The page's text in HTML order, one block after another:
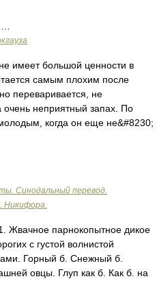
большой ценности в
самым плохим после
переваривается, не
очень неприятный запах. По
когда он еще не&#8230;
Синодальный перевод.
Никифора.
парнокопытное дикое
с густой волнистой
Горный б. Снежный б.
овцы. Глуп как б. Как б. на